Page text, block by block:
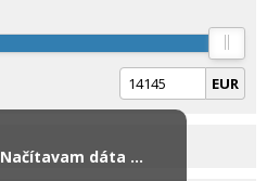
EUR
Načítavam dáta ...